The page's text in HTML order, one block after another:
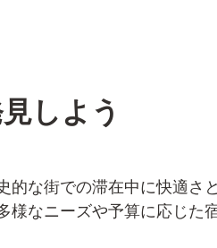
しよう
的な街での滞在中に快適さ
なニーズや予算に応じた